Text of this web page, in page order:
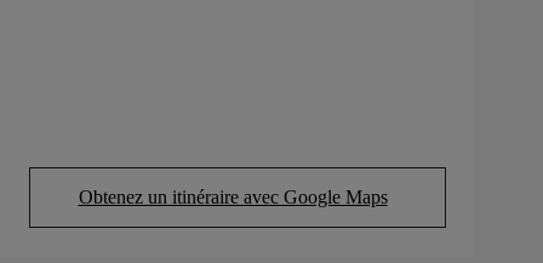
Obtenez un itinéraire avec Google Maps
(Opens in new tab)